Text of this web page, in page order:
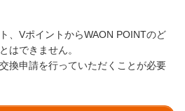
、VポイントからWAON POINTのど
はできません。
換申請を行っていただくことが必要